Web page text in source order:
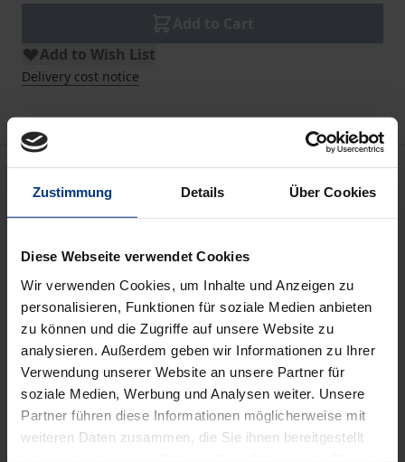
Zustimmung Details Über Cookies
Diese Webseite verwendet Cookies
Wir verwenden Cookies, um Inhalte und Anzeigen zu
personalisieren, Funktionen für soziale Medien anbieten
zu können und die Zugriffe auf unsere Website zu
analysieren. Außerdem geben wir Informationen zu Ihrer
Verwendung unserer Website an unsere Partner für
soziale Medien, Werbung und Analysen weiter. Unsere
Partner führen diese Informationen möglicherweise mit
weiteren Daten zusammen, die Sie ihnen bereitgestellt
Add to Wish List
Delivery cost notice
Description
Nach dem Debakel von Kopenhagen steht die
internationale Gemeinschaft immer noch vor der
Kyoto-Protokoll abzuschließen. Angesichts der
zentralen Rolle Brasiliens als Akteur der globalen
Klimapolitik ist die Analyse der brasilianischen
Klimapolitik für die künftigen Verhandlungen auf
internationaler Ebene von entscheidender
Bedeutung. Schließlich gehört Brasilien zusammen
mit China und Indien zu denjenigen Ländern, welche